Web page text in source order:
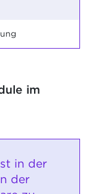
im
in der
der